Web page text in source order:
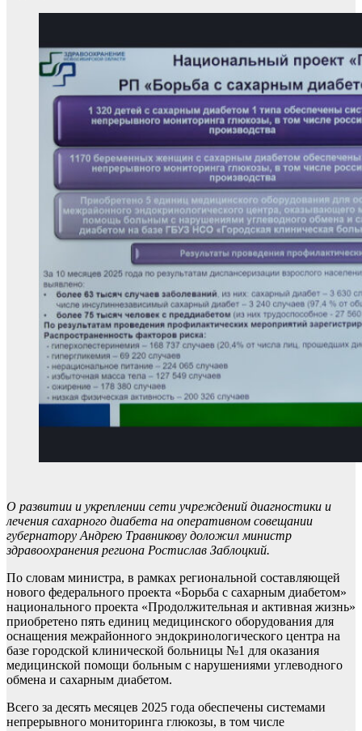
О развитии и укреплении сети учреждений диагностики и
лечения сахарного диабета на оперативном совещании
губернатору Андрею Травникову доложил министр
здравоохранения региона Ростислав Заблоцкий.
По словам министра, в рамках региональной составляющей
нового федерального проекта «Борьба с сахарным диабетом»
национального проекта «Продолжительная и активная жизнь»
приобретено пять единиц медицинского оборудования для
оснащения межрайонного эндокринологического центра на
базе городской клинической больницы №1 для оказания
медицинской помощи больным с нарушениями углеводного
обмена и сахарным диабетом.
Всего за десять месяцев 2025 года обеспечены системами
непрерывного мониторинга глюкозы, в том числе